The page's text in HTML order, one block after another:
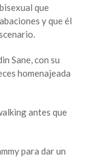
que
y que él
Sane, con su
homenajeada
antes que
para dar un